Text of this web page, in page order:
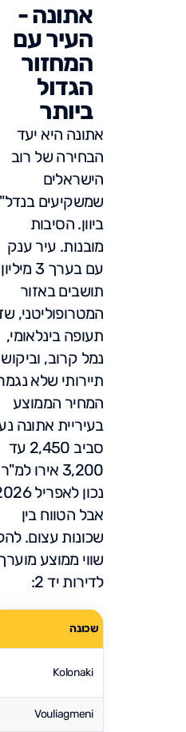
אתונה -
העיר עם
המחזור
הגדול
ביותר
אתונה היא יעד
הבחירה של רוב
הישראלים
שמשקיעים
ביוון. הסיבות
מובנות. עיר ענק
עם בערך 3 מיליון
תושבים באזור
המטרופוליטני,
תעופה בינלאומי,
נמל קרוב, וביקוש
תיירותי שלא
המחיר הממוצע
בעיריית אתונה
סביב 2,450 עד
3,200 אירו למ"ר
אבל הטווח בין
שכונות עצום.
שווי ממוצע
לדירות יד 2:
שכונה
Kolonaki
Vouliagmeni